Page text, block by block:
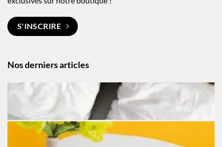
Nos derniers articles
S'INSCRIRE